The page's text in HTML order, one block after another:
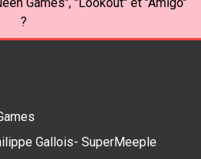
?
Gallois- SuperMeeple